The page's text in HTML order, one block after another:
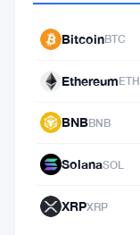
lancé
avec
soutien
Visa,
BitcoinBTC
EthereumETH
BNBBNB
SolanaSOL
XRPXRP